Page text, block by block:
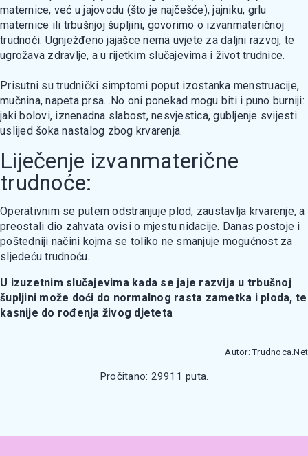
maternice, već u jajovodu (što je najčešće), jajniku, grlu
maternice ili trbušnjoj šupljini, govorimo o izvanmateričnoj
trudnoći. Ugnježđeno jajašce nema uvjete za daljni razvoj, te
ugrožava zdravlje, a u rijetkim slučajevima i život trudnice.
Prisutni su trudnički simptomi poput izostanka menstruacije,
mučnina, napeta prsa...No oni ponekad mogu biti i puno burniji:
jaki bolovi, iznenadna slabost, nesvjestica, gubljenje svijesti
uslijed šoka nastalog zbog krvarenja.
Liječenje izvanmaterične
trudnoće:
Operativnim se putem odstranjuje plod, zaustavlja krvarenje, a
preostali dio zahvata ovisi o mjestu nidacije. Danas postoje i
poštedniji načini kojma se toliko ne smanjuje mogućnost za
sljedeću trudnoću.
U izuzetnim slučajevima kada se jaje razvija u trbušnoj
šupljini može doći do normalnog rasta zametka i ploda, te
kasnije do rođenja živog djeteta
Autor: Trudnoca.Net
Pročitano: 29911 puta.